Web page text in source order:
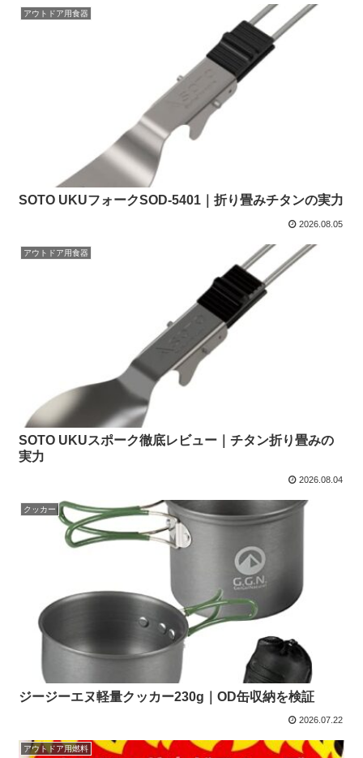
アウトドア用食器
SOTO UKUフォークSOD-5401｜折り畳みチタンの実力
2026.08.05
アウトドア用食器
SOTO UKUスポーク徹底レビュー｜チタン折り畳みの
実力
2026.08.04
クッカー
ジージーエヌ軽量クッカー230g｜OD缶収納を検証
2026.07.22
アウトドア用燃料